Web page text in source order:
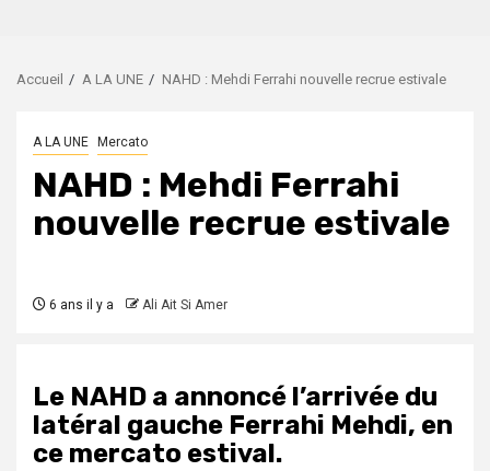
Accueil A LA UNE NAHD : Mehdi Ferrahi nouvelle recrue estivale
A LA UNE Mercato
NAHD : Mehdi Ferrahi
nouvelle recrue estivale
6 ans il y a Ali Ait Si Amer
Le NAHD a annoncé l’arrivée du
latéral gauche Ferrahi Mehdi, en
ce mercato estival.